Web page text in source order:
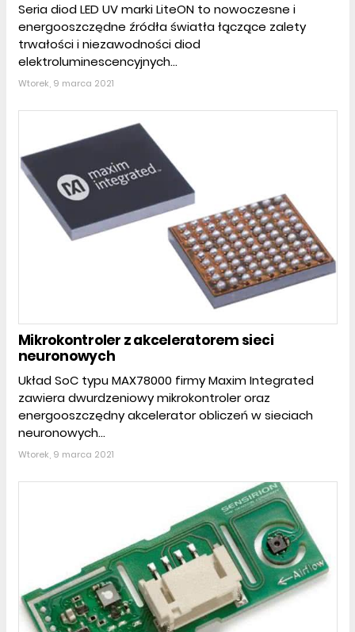
Seria diod LED UV marki LiteON to nowoczesne i
energooszczędne źródła światła łączące zalety
trwałości i niezawodności diod
elektroluminescencyjnych...
Wtorek, 9 marca 2021
Mikrokontroler z akceleratorem sieci
neuronowych
Układ SoC typu MAX78000 firmy Maxim Integrated
zawiera dwurdzeniowy mikrokontroler oraz
energooszczędny akcelerator obliczeń w sieciach
neuronowych...
Wtorek, 9 marca 2021